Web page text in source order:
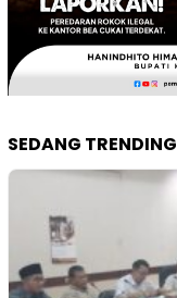
SEDANG TRENDING